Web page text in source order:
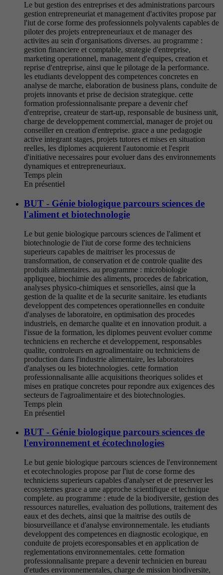
Le but gestion des entreprises et des administrations parcours
gestion entrepreneuriat et management d'activites propose par
l'iut de corse forme des professionnels polyvalents capables de
piloter des projets entrepreneuriaux et de manager des
activites au sein d'organisations diverses. au programme :
gestion financiere et comptable, strategie d'entreprise,
marketing operationnel, management d'equipes, creation et
reprise d'entreprise, ainsi que le pilotage de la performance.
les etudiants developpent des competences concretes en
analyse de marche, elaboration de business plans, conduite de
projets innovants et prise de decision strategique. cette
formation professionnalisante prepare a devenir chef
d'entreprise, createur de start-up, responsable de business unit,
charge de developpement commercial, manager de projet ou
conseiller en creation d'entreprise. grace a une pedagogie
active integrant stages, projets tutores et mises en situation
reelles, les diplomes acquierent l'autonomie et l'esprit
d'initiative necessaires pour evoluer dans des environnements
dynamiques et entrepreneuriaux.
Temps plein
En présentiel
BUT - Génie biologique parcours sciences de
l'aliment et biotechnologie
Le but genie biologique parcours sciences de l'aliment et
biotechnologie de l'iut de corse forme des techniciens
superieurs capables de maitriser les processus de
transformation, de conservation et de controle qualite des
produits alimentaires. au programme : microbiologie
appliquee, biochimie des aliments, procedes de fabrication,
analyses physico-chimiques et sensorielles, ainsi que la
gestion de la qualite et de la securite sanitaire. les etudiants
developpent des competences operationnelles en conduite
d'analyses de laboratoire, en optimisation des procedes
industriels, en demarche qualite et en innovation produit. a
l'issue de la formation, les diplomes peuvent evoluer comme
techniciens en recherche et developpement, responsables
qualite, controleurs en agroalimentaire ou techniciens de
production dans l'industrie alimentaire, les laboratoires
d'analyses ou les biotechnologies. cette formation
professionnalisante allie acquisitions theoriques solides et
mises en pratique concretes pour repondre aux exigences des
secteurs de l'agroalimentaire et des biotechnologies.
Temps plein
En présentiel
BUT - Génie biologique parcours sciences de
l'environnement et écotechnologies
Le but genie biologique parcours sciences de l'environnement
et ecotechnologies propose par l'iut de corse forme des
techniciens superieurs capables d'analyser et de preserver les
ecosystemes grace a une approche scientifique et technique
complete. au programme : etude de la biodiversite, gestion des
ressources naturelles, evaluation des pollutions, traitement des
eaux et des dechets, ainsi que la maitrise des outils de
biosurveillance et d'analyse environnementale. les etudiants
developpent des competences en diagnostic ecologique, en
conduite de projets ecoresponsables et en application de
reglementations environnementales. cette formation
professionnalisante prepare a devenir technicien en bureau
d'etudes environnementales, charge de mission biodiversite,